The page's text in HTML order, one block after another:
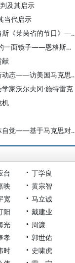
及其启示
当代启示
王亦高：青年恩格斯的音乐传播
张建中：折射德国1830年代报刊与社会变迁的一面镜子——恩格斯《刊物》一文考证
献
交往资本主义、新封建主义与资本主义
家沃尔夫冈·施特雷克
机
程梦圆：意识形态运行逻辑的历史批
台
丁学良
映
黄宗智
宽
马立诚
阳
戴建业
光
周濂
孝
郭世佑
时
史啸虎